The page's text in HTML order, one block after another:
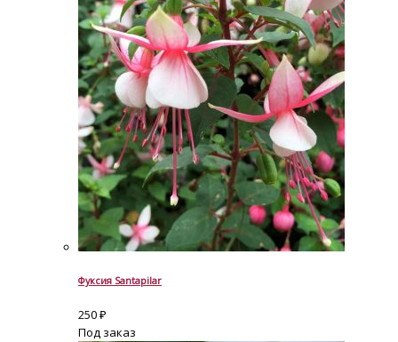
Фуксия Santapilar
250₽
Под заказ